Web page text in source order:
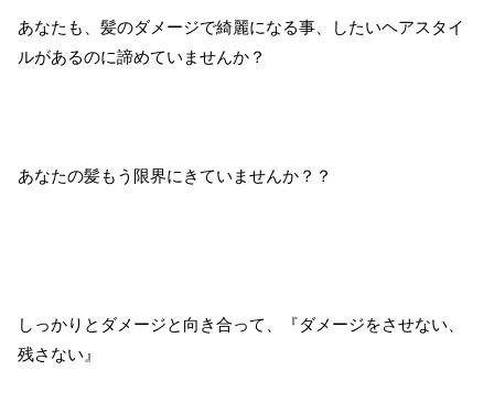
あなたも、髪のダメージで綺麗になる事、したいヘアスタイ
ルがあるのに諦めていませんか？
あなたの髪もう限界にきていませんか？？
しっかりとダメージと向き合って、『ダメージをさせない、
残さない』